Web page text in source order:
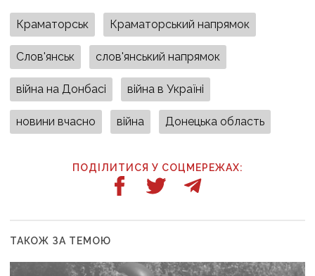
Краматорськ Краматорський напрямок
Слов'янськ слов'янський напрямок
війна на Донбасі війна в Україні
новини вчасно війна Донецька область
ПОДІЛИТИСЯ У СОЦМЕРЕЖАХ:
ТАКОЖ ЗА ТЕМОЮ